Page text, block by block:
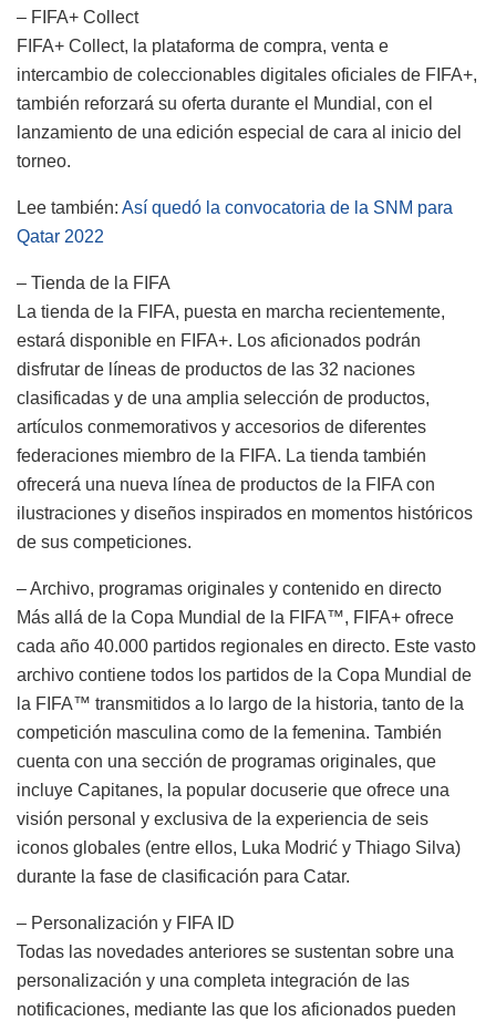
– FIFA+ Collect
FIFA+ Collect, la plataforma de compra, venta e
intercambio de coleccionables digitales oficiales de FIFA+,
también reforzará su oferta durante el Mundial, con el
lanzamiento de una edición especial de cara al inicio del
torneo.
Lee también: Así quedó la convocatoria de la SNM para
Qatar 2022
– Tienda de la FIFA
La tienda de la FIFA, puesta en marcha recientemente,
estará disponible en FIFA+. Los aficionados podrán
disfrutar de líneas de productos de las 32 naciones
clasificadas y de una amplia selección de productos,
artículos conmemorativos y accesorios de diferentes
federaciones miembro de la FIFA. La tienda también
ofrecerá una nueva línea de productos de la FIFA con
ilustraciones y diseños inspirados en momentos históricos
de sus competiciones.
– Archivo, programas originales y contenido en directo
Más allá de la Copa Mundial de la FIFA™, FIFA+ ofrece
cada año 40.000 partidos regionales en directo. Este vasto
archivo contiene todos los partidos de la Copa Mundial de
la FIFA™ transmitidos a lo largo de la historia, tanto de la
competición masculina como de la femenina. También
cuenta con una sección de programas originales, que
incluye Capitanes, la popular docuserie que ofrece una
visión personal y exclusiva de la experiencia de seis
iconos globales (entre ellos, Luka Modrić y Thiago Silva)
durante la fase de clasificación para Catar.
– Personalización y FIFA ID
Todas las novedades anteriores se sustentan sobre una
personalización y una completa integración de las
notificaciones, mediante las que los aficionados pueden